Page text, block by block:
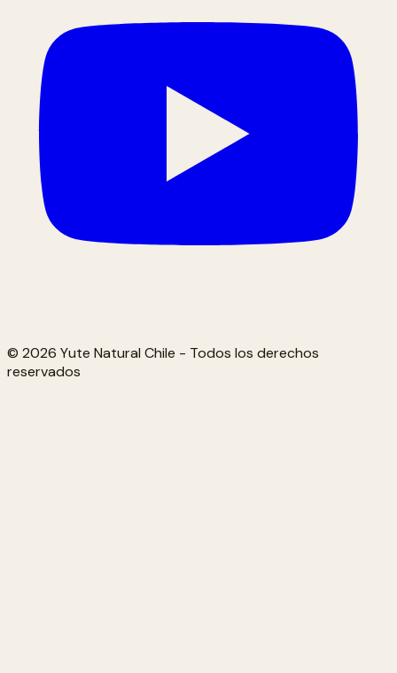
© 2026 Yute Natural Chile - Todos los derechos
reservados